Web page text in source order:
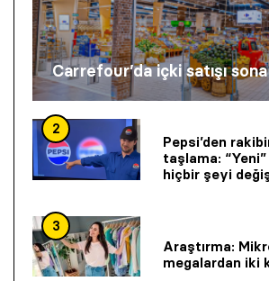
Carrefour’da içki satışı
2
Pepsi’den
taşlama:
hiçbir şeyi
3
Araştırma:
megalardan iki